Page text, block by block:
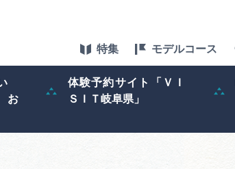
特集 モデルコース
お
体験予約サイト「ＶＩ
ＳＩＴ岐阜県」